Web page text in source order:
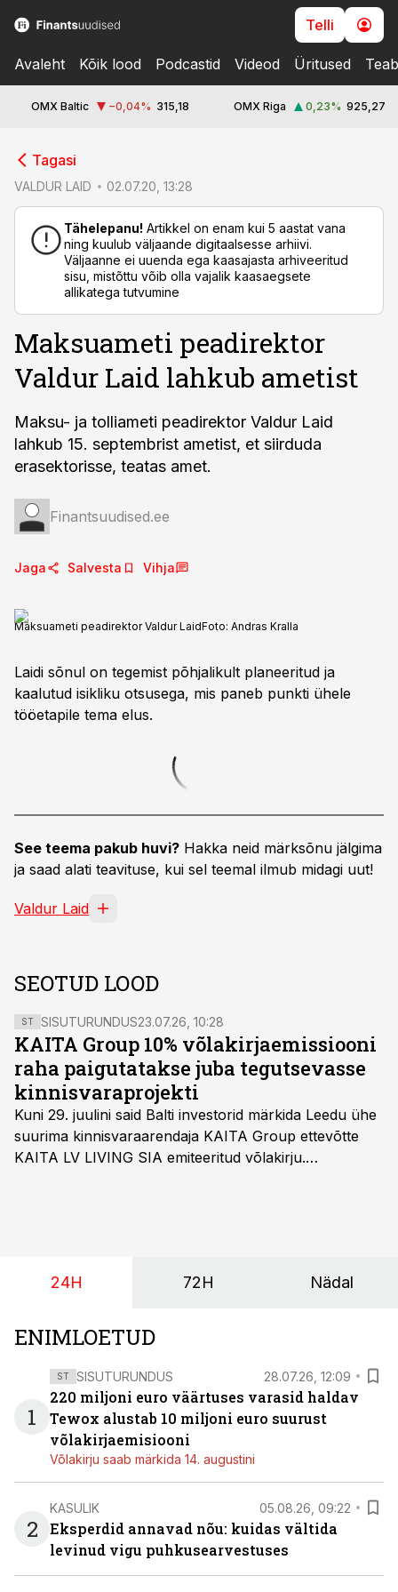
Telli
Avaleht Kõik lood Podcastid Videod Üritused
OMX Baltic −0,04% 315,18 OMX Riga 0,23% 925,27
Tagasi
VALDUR LAID 02.07.20, 13:28
Tähelepanu! Artikkel on enam kui 5 aastat vana
ning kuulub väljaande digitaalsesse arhiivi.
Väljaanne ei uuenda ega kaasajasta arhiveeritud
sisu, mistõttu võib olla vajalik kaasaegsete
allikatega tutvumine
Maksuameti peadirektor
Valdur Laid lahkub ametist
Maksu- ja tolliameti peadirektor Valdur Laid
lahkub 15. septembrist ametist, et siirduda
erasektorisse, teatas amet.
Finantsuudised.ee
Jaga Salvesta Vihja
Maksuameti peadirektor Valdur LaidFoto: Andras Kralla
Laidi sõnul on tegemist põhjalikult planeeritud ja
kaalutud isikliku otsusega, mis paneb punkti ühele
tööetapile tema elus.
See teema pakub huvi? Hakka neid märksõnu jälgima
ja saad alati teavituse, kui sel teemal ilmub midagi uut!
Valdur Laid
SEOTUD LOOD
ST SISUTURUNDUS23.07.26, 10:28
KAITA Group 10% võlakirjaemissiooni
raha paigutatakse juba tegutsevasse
kinnisvaraprojekti
Kuni 29. juulini said Balti investorid märkida Leedu ühe
suurima kinnisvaraarendaja KAITA Group ettevõtte
KAITA LV LIVING SIA emiteeritud võlakirju.
24H 72H Nädal
ENIMLOETUD
1
ST SISUTURUNDUS 28.07.26, 12:09
220 miljoni euro väärtuses varasid haldav
Tewox alustab 10 miljoni euro suurust
võlakirjaemisiooni
Võlakirju saab märkida 14. augustini
2
KASULIK 05.08.26, 09:22
Eksperdid annavad nõu: kuidas vältida
levinud vigu puhkusearvestuses